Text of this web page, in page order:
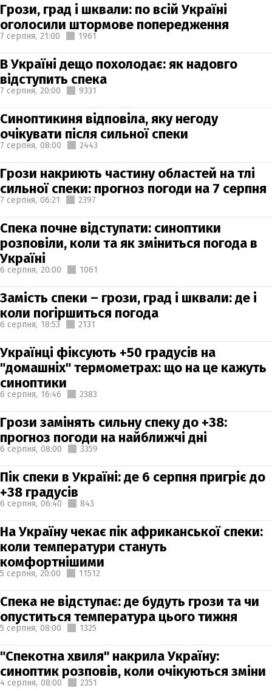
Грози, град і шквали: по всій Україні
оголосили штормове попередження
7 серпня, 21:00 1961
В Україні дещо похолодає: як надовго
відступить спека
7 серпня, 20:00 9331
Синоптикиня відповіла, яку негоду
очікувати після сильної спеки
7 серпня, 08:00 2443
Грози накриють частину областей на тлі
сильної спеки: прогноз погоди на 7 серпня
7 серпня, 06:21 2397
Спека почне відступати: синоптики
розповіли, коли та як зміниться погода в
Україні
6 серпня, 20:00 1061
Замість спеки – грози, град і шквали: де і
коли погіршиться погода
6 серпня, 18:53 2131
Українці фіксують +50 градусів на
"домашніх" термометрах: що на це кажуть
синоптики
6 серпня, 16:46 2383
Грози замінять сильну спеку до +38:
прогноз погоди на найближчі дні
6 серпня, 08:00 3359
Пік спеки в Україні: де 6 серпня пригріє до
+38 градусів
6 серпня, 06:40 843
На Україну чекає пік африканської спеки:
коли температури стануть
комфортнішими
5 серпня, 20:00 11512
Спека не відступає: де будуть грози та чи
опуститься температура цього тижня
5 серпня, 08:00 1325
"Спекотна хвиля" накрила Україну:
синоптик розповів, коли очікуються зміни
4 серпня, 08:00 2351